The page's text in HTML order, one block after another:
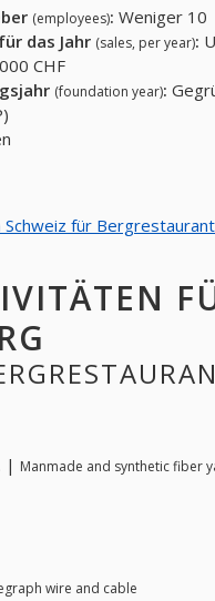
(employees): Weniger 10
das Jahr (sales, per year):
CHF
(foundation year):
für
| Manmade and synthetic fiber
wire and cable